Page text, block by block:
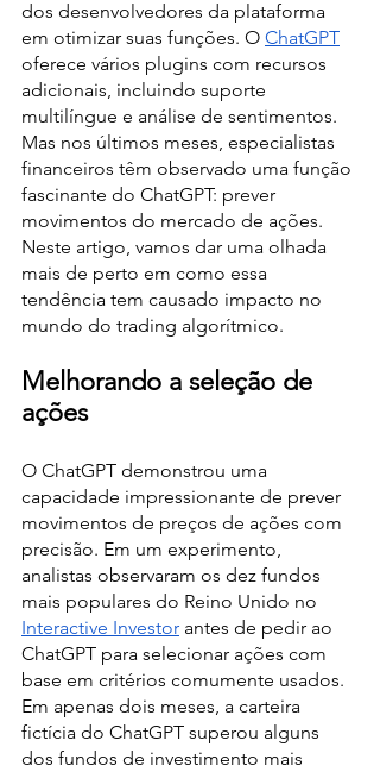
dos desenvolvedores da plataforma
em otimizar suas funções. O ChatGPT
oferece vários plugins com recursos
adicionais, incluindo suporte
multilíngue e análise de sentimentos.
Mas nos últimos meses, especialistas
financeiros têm observado uma função
fascinante do ChatGPT: prever
movimentos do mercado de ações.
Neste artigo, vamos dar uma olhada
mais de perto em como essa
tendência tem causado impacto no
mundo do trading algorítmico.
Melhorando a seleção de
ações
O ChatGPT demonstrou uma
capacidade impressionante de prever
movimentos de preços de ações com
precisão. Em um experimento,
analistas observaram os dez fundos
mais populares do Reino Unido no
Interactive Investor antes de pedir ao
ChatGPT para selecionar ações com
base em critérios comumente usados.
Em apenas dois meses, a carteira
fictícia do ChatGPT superou alguns
dos fundos de investimento mais